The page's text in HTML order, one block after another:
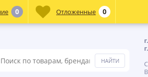
0 Отложенные 0